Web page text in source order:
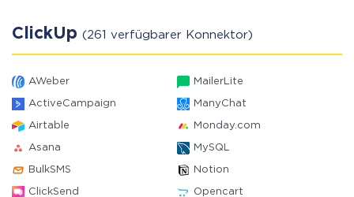
ClickUp (261 verfügbarer Konnektor)
AWeber MailerLite
ActiveCampaign ManyChat
Airtable Monday.com
Asana MySQL
BulkSMS Notion
ClickSend Opencart